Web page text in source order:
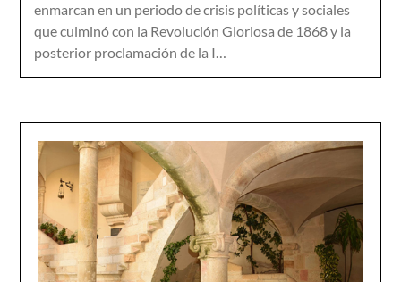
enmarcan en un periodo de crisis políticas y sociales
que culminó con la Revolución Gloriosa de 1868 y la
posterior proclamación de la I…